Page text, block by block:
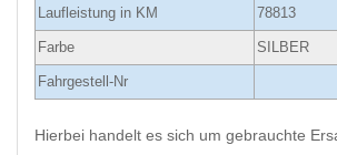
Laufleistung in KM 78813
Farbe SILBER
Fahrgestell-Nr
Hierbei handelt es sich um gebrauchte